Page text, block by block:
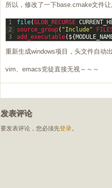
所以，修改了一下base.cmake文件
1
2
3
file(GLOB_RECURSE
source_group( "Include"
add_executable( ${
重新生成windows项目，头文件自动
vim、emacs党徒直接无视～～～
发表评论
要发表评论，您必须先登录。